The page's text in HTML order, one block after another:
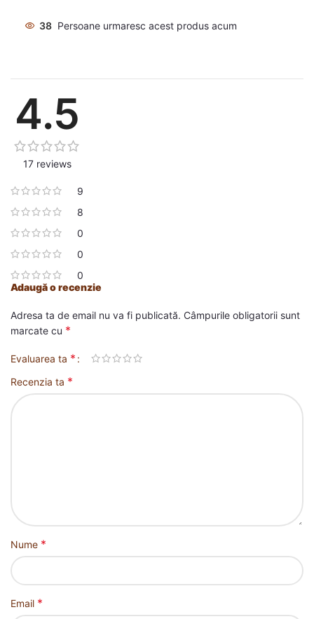
38 Persoane urmaresc acest produs acum
4.5
17 reviews
9
8
0
0
0
Adaugă o recenzie
Adresa ta de email nu va fi publicată. Câmpurile obligatorii sunt
marcate cu *
Evaluarea ta *
Recenzia ta *
Nume *
Email *